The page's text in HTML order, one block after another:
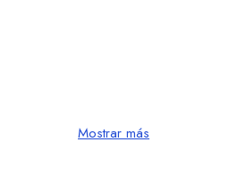
Mostrar más